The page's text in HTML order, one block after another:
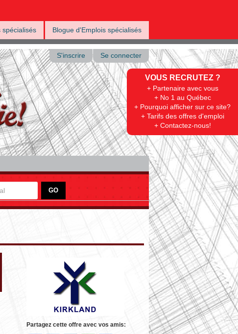
spécialisés Blogue d'Emplois spécialisés
VOUS RECRUTEZ ?
+ Partenaire avec vous
+ No 1 au Québec
+ Pourquoi afficher sur ce site?
+ Tarifs des offres d'emploi
+ Contactez-nous!
S'inscrire Se connecter
Partagez cette offre avec vos amis: